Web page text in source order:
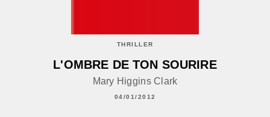
THRILLER
L'OMBRE DE TON SOURIRE
Mary Higgins Clark
04/01/2012